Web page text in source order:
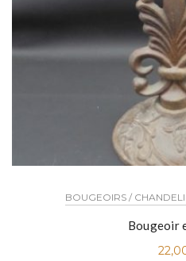
BOUGEOIRS /
Bougeoir